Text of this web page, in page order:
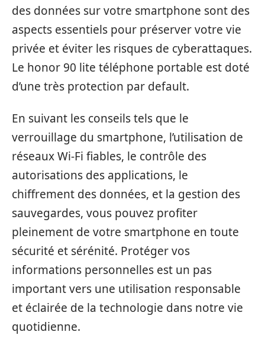
des données sur votre smartphone sont des
aspects essentiels pour préserver votre vie
privée et éviter les risques de cyberattaques.
Le honor 90 lite téléphone portable est doté
d’une très protection par default.
En suivant les conseils tels que le
verrouillage du smartphone, l’utilisation de
réseaux Wi-Fi fiables, le contrôle des
autorisations des applications, le
chiffrement des données, et la gestion des
sauvegardes, vous pouvez profiter
pleinement de votre smartphone en toute
sécurité et sérénité. Protéger vos
informations personnelles est un pas
important vers une utilisation responsable
et éclairée de la technologie dans notre vie
quotidienne.